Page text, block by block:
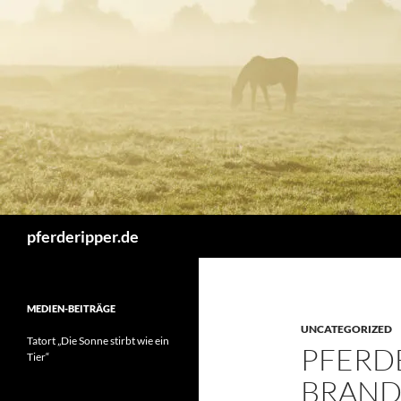
pferderipper.de
UNCATEGORIZED
MEDIEN-BEITRÄGE
Tatort „Die Sonne stirbt wie ein
Tier“